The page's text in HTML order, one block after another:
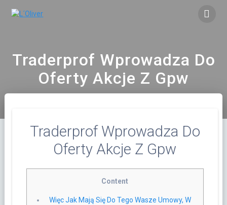
Traderprof Wprowadza Do
Oferty Akcje Z Gpw
Traderprof Wprowadza Do
Oferty Akcje Z Gpw
Content
Więc Jak Mają Się Do Tego Wasze Umowy, W